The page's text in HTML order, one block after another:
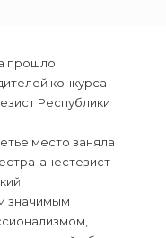
прошло
конкурса
Республики
место заняла
анестезист
значимым